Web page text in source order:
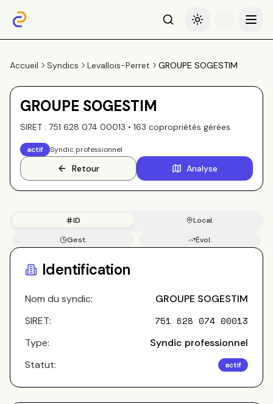
RechercheBasculer le thème
Menu
Accueil Syndics Levallois-Perret GROUPE SOGESTIM
GROUPE SOGESTIM
SIRET : 751 628 074 00013 • 163 copropriétés gérées
actif Syndic professionnel
Retour Analyse
ID
Local.
Gest.
Évol.
Identification
Nom du syndic:
GROUPE SOGESTIM
SIRET:
751 628 074 00013
Type:
Syndic professionnel
Statut:
actif